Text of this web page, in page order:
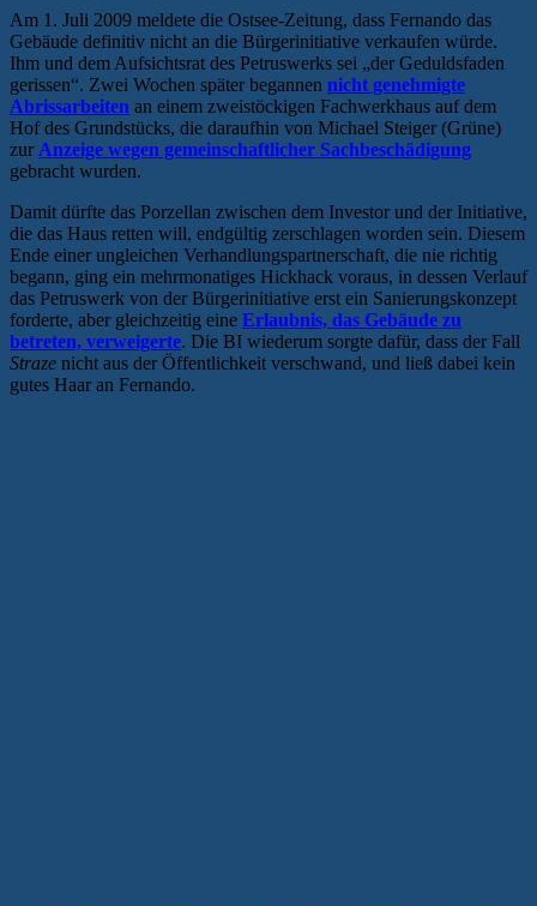
Am 1. Juli 2009 meldete die Ostsee-Zeitung, dass Fernando das
Gebäude definitiv nicht an die Bürgerinitiative verkaufen würde.
Ihm und dem Aufsichtsrat des Petruswerks sei „der Geduldsfaden
gerissen“. Zwei Wochen später begannen nicht genehmigte
Abrissarbeiten an einem zweistöckigen Fachwerkhaus auf dem
Hof des Grundstücks, die daraufhin von Michael Steiger (Grüne)
zur Anzeige wegen gemeinschaftlicher Sachbeschädigung
gebracht wurden.
Damit dürfte das Porzellan zwischen dem Investor und der Initiative,
die das Haus retten will, endgültig zerschlagen worden sein. Diesem
Ende einer ungleichen Verhandlungspartnerschaft, die nie richtig
begann, ging ein mehrmonatiges Hickhack voraus, in dessen Verlauf
das Petruswerk von der Bürgerinitiative erst ein Sanierungskonzept
forderte, aber gleichzeitig eine Erlaubnis, das Gebäude zu
betreten, verweigerte. Die BI wiederum sorgte dafür, dass der Fall
Straze nicht aus der Öffentlichkeit verschwand, und ließ dabei kein
gutes Haar an Fernando.